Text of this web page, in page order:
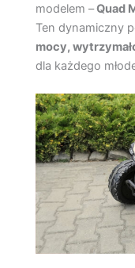
modelem –Quad
Ten dynamiczny
mocy,
dla każdego